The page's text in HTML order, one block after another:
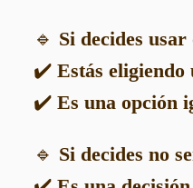
🔹 Si decides
✔️ Estás
✔️ Es una opción
🔹 Si decides no